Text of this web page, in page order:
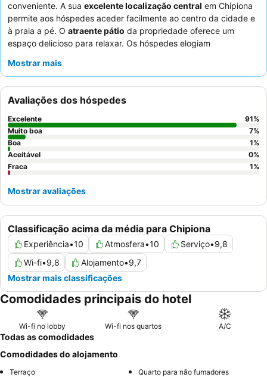
conveniente. A sua excelente localização central em Chipiona
permite aos hóspedes aceder facilmente ao centro da cidade e
à praia a pé. O atraente pátio da propriedade oferece um
espaço delicioso para relaxar. Os hóspedes elogiam
caloroso, e embora o pequeno-almoço esteja disponível, o café
relaxante, os hóspedes recomendam os
com a sua excelente roupa de cama.
Mostrar mais
Classificação acima da média para Chipiona
Experiência•10 Atmosfera•10 Serviço•9,8
Wi-fi•9,8 Alojamento•9,7
Mostrar mais classificações
Avaliações dos hóspedes
Excelente 91%
Muito boa
7%
Boa
1%
Aceitável
0%
Fraca
1%
Mostrar avaliações
Comodidades principais do hotel
Wi-fi no lobby Wi-fi nos quartos A/C
Todas as comodidades
Comodidades do alojamento
Terraço Quarto para não fumadores